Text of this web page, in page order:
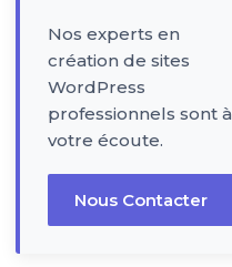
Nos experts en
création de sites
WordPress
professionnels sont à
votre écoute.
Nous Contacter
🚀 Solutions
WordPress
💻